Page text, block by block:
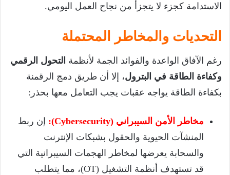
الاستدامة كجزء لا يتجزأ من نجاح العمل اليومي.
التحديات والمخاطر المحتملة
رغم الآفاق الواعدة والفوائد الجمة لأنظمة التحول الرقمي
وكفاءة الطاقة في البترول، إلا أن طريق دمج الرقمنة
بكفاءة الطاقة يواجه عقبات يجب التعامل معها بحذر:
مخاطر الأمن السيبراني (Cybersecurity):
إن ربط
المنشآت الحيوية والحقول بشبكات الإنترنت
والسحابة يعرضها لمخاطر الهجمات السيبرانية التي
قد تستهدف أنظمة التشغيل (OT)، مما يتطلب